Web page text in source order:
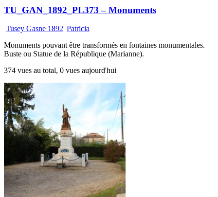
TU_GAN_1892_PL373 – Monuments
Tusey Gasne 1892 Patricia
Monuments pouvant être transformés en fontaines monumentales.
Buste ou Statue de la République (Marianne).
374 vues au total, 0 vues aujourd'hui